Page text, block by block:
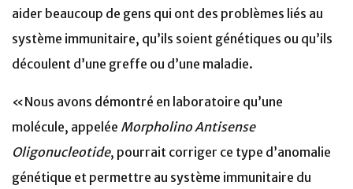
aider beaucoup de gens qui ont des problèmes liés au
système immunitaire, qu’ils soient génétiques ou qu’ils
découlent d’une greffe ou d’une maladie.
«Nous avons démontré en laboratoire qu’une
molécule, appelée Morpholino Antisense
Oligonucleotide, pourrait corriger ce type d’anomalie
génétique et permettre au système immunitaire du